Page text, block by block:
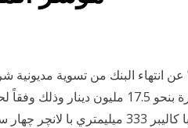
انتهاء البنك من تسوية مديونية
والاستثمار، وذلك بقيمة الدين القائم على الأخيرة بنحو
الصادر في 19 أغسطس/آب 2020. فجر ۵ يك راكت با كاليبر